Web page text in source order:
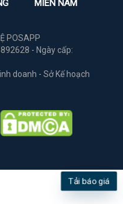
Tải báo giá
MIỀN NAM
POSAPP
- Ngày cấp:
doanh - Sở Kế hoạch